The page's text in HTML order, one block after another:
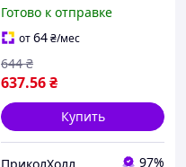
Готово к отправке
от64₴/мес
637.56₴
644 ₴
Купить
ПриколХолл 97%